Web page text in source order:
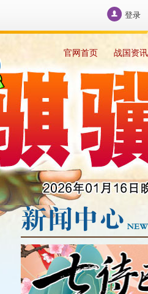
登录
官网首页 战国资讯